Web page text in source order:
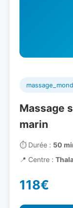
Massage
marin
⏱️Durée : 50
📍 Centre :
118€